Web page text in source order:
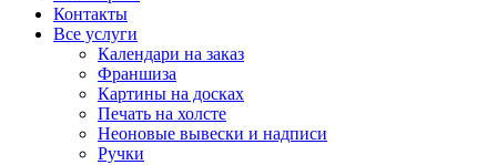
Контакты
Все услуги
Календари на заказ
Франшиза
Картины на досках
Печать на холсте
Неоновые вывески и надписи
Ручки